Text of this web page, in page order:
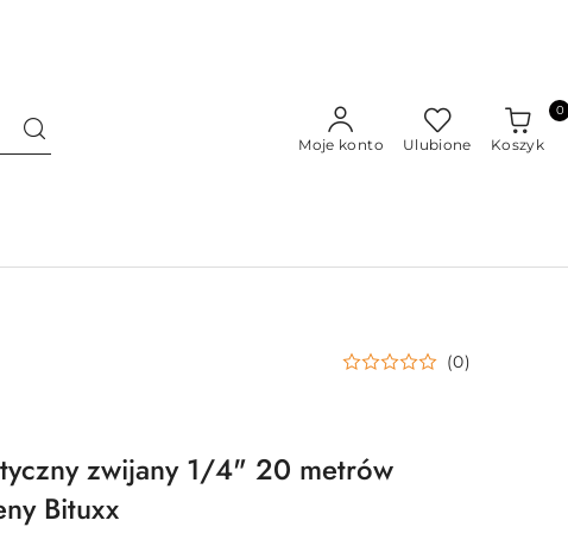
Moje konto Ulubione Koszyk
0
(0)
zwijany 1/4" 20 metrów
Bituxx